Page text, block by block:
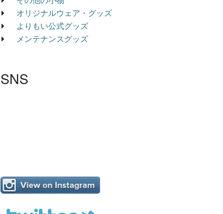
オリジナルウェア・グッズ
よりもい公式グッズ
メンテナンスグッズ
SNS